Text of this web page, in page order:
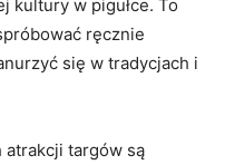
kultury⁢ w pigułce. To
ręcznie
się w tradycjach i
atrakcji targów‍ są